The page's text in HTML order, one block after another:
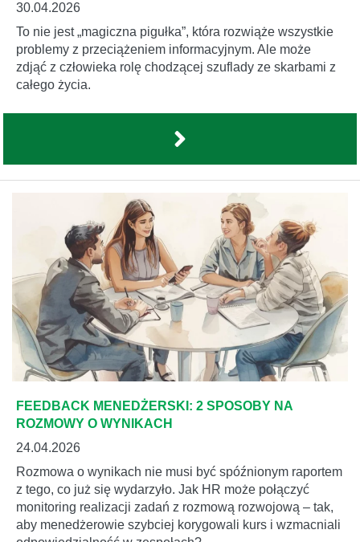
30.04.2026
To nie jest „magiczna pigułka”, która rozwiąże wszystkie
problemy z przeciążeniem informacyjnym. Ale może
zdjąć z człowieka rolę chodzącej szuflady ze skarbami z
całego życia.
FEEDBACK MENEDŻERSKI: 2 SPOSOBY NA
ROZMOWY O WYNIKACH
24.04.2026
Rozmowa o wynikach nie musi być spóźnionym raportem
z tego, co już się wydarzyło. Jak HR może połączyć
monitoring realizacji zadań z rozmową rozwojową – tak,
aby menedżerowie szybciej korygowali kurs i wzmacniali